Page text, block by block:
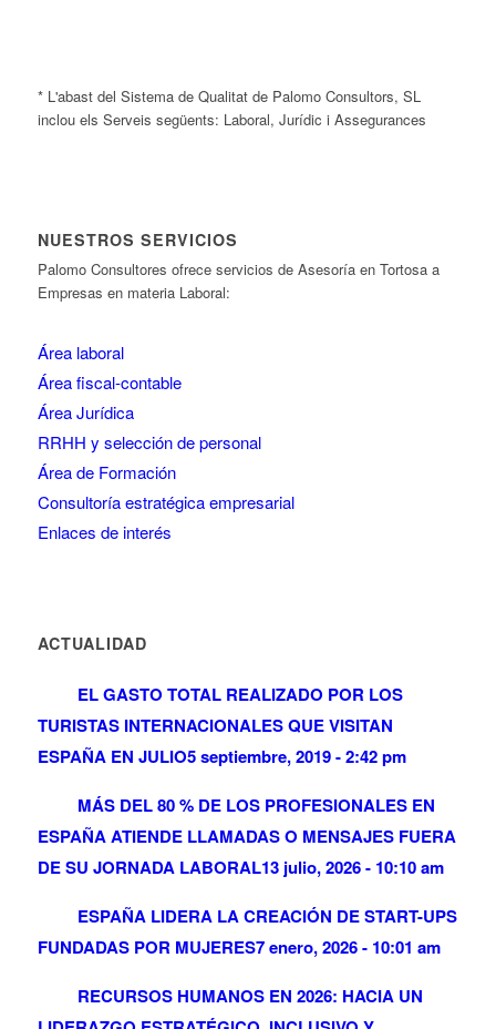
* L'abast del Sistema de Qualitat de Palomo Consultors, SL
inclou els Serveis següents: Laboral, Jurídic i Assegurances
NUESTROS SERVICIOS
Palomo Consultores ofrece servicios de Asesoría en Tortosa a
Empresas en materia Laboral:
Área laboral
Área fiscal-contable
Área Jurídica
RRHH y selección de personal
Área de Formación
Consultoría estratégica empresarial
Enlaces de interés
ACTUALIDAD
EL GASTO TOTAL REALIZADO POR LOS
TURISTAS INTERNACIONALES QUE VISITAN
ESPAÑA EN JULIO5 septiembre, 2019 - 2:42 pm
MÁS DEL 80 % DE LOS PROFESIONALES EN
ESPAÑA ATIENDE LLAMADAS O MENSAJES FUERA
DE SU JORNADA LABORAL13 julio, 2026 - 10:10 am
ESPAÑA LIDERA LA CREACIÓN DE START-UPS
FUNDADAS POR MUJERES7 enero, 2026 - 10:01 am
RECURSOS HUMANOS EN 2026: HACIA UN